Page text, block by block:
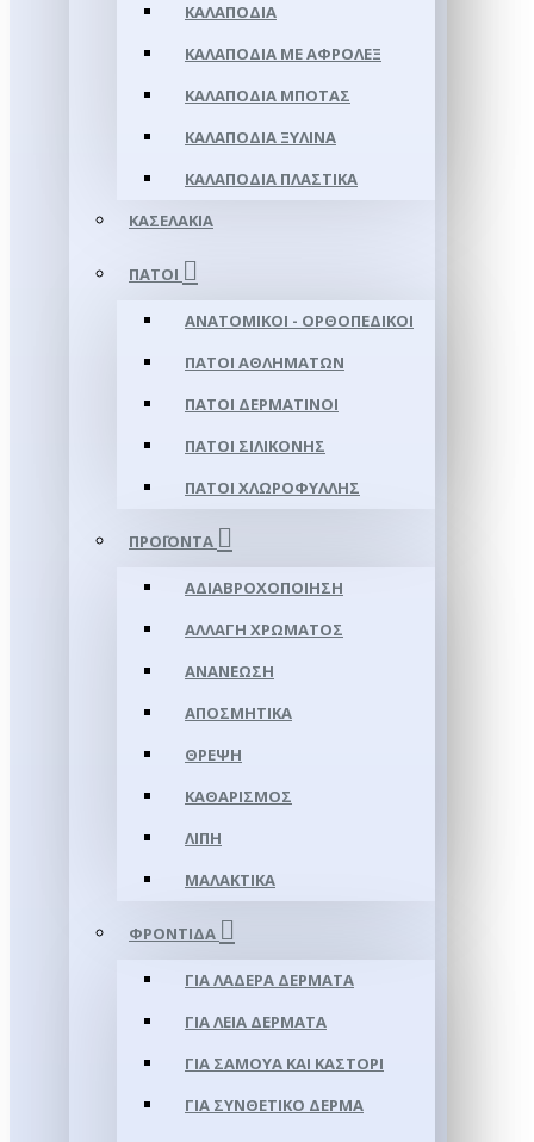
ΚΑΛΑΠΌΔΙΑ
ΚΑΛΑΠΌΔΙΑ ΜΕ ΑΦΡΟΛΕΞ
ΚΑΛΑΠΌΔΙΑ ΜΠΌΤΑΣ
ΚΑΛΑΠΌΔΙΑ ΞΎΛΙΝΑ
ΚΑΛΑΠΌΔΙΑ ΠΛΑΣΤΙΚΆ
ΚΑΣΕΛΆΚΙΑ
ΠΆΤΟΙ
ΑΝΑΤΟΜΙΚΟΊ - ΟΡΘΟΠΕΔΙΚΟΊ
ΠΆΤΟΙ ΑΘΛΗΜΆΤΩΝ
ΠΆΤΟΙ ΔΕΡΜΆΤΙΝΟΙ
ΠΆΤΟΙ ΣΙΛΙΚΌΝΗΣ
ΠΆΤΟΙ ΧΛΩΡΟΦΎΛΛΗΣ
ΠΡΟΪΌΝΤΑ
ΑΔΙΑΒΡΟΧΟΠΟΊΗΣΗ
ΑΛΛΑΓΉ ΧΡΏΜΑΤΟΣ
ΑΝΑΝΈΩΣΗ
ΑΠΟΣΜΗΤΙΚΆ
ΘΡΈΨΗ
ΚΑΘΑΡΙΣΜΌΣ
ΛΊΠΗ
ΜΑΛΑΚΤΙΚΆ
ΦΡΟΝΤΊΔΑ
ΓΙΑ ΛΑΔΕΡΆ ΔΈΡΜΑΤΑ
ΓΙΑ ΛΕΊΑ ΔΈΡΜΑΤΑ
ΓΙΑ ΣΑΜΟΥΑ ΚΑΙ ΚΑΣΤΌΡΙ
ΓΙΑ ΣΥΝΘΕΤΙΚΌ ΔΈΡΜΑ